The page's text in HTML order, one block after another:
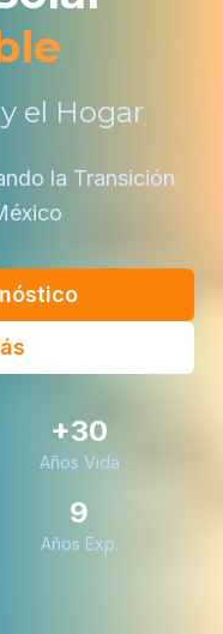
el Hogar
la Transición
+30
Años Vida
9
Años Exp.